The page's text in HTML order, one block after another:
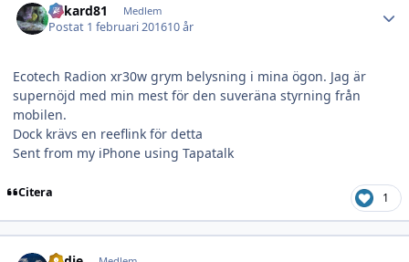
rickard81 Medlem
Postat 1 februari 201610 år
Ecotech Radion xr30w grym belysning i mina ögon. Jag är
supernöjd med min mest för den suveräna styrning från
mobilen.
Dock krävs en reeflink för detta
Sent from my iPhone using Tapatalk
Citera 1